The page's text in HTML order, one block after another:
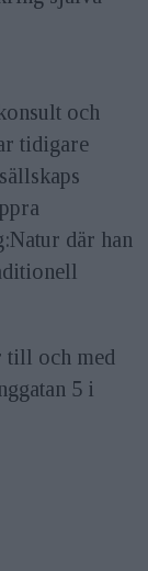
och
tidigare
där han
till och med
5 i